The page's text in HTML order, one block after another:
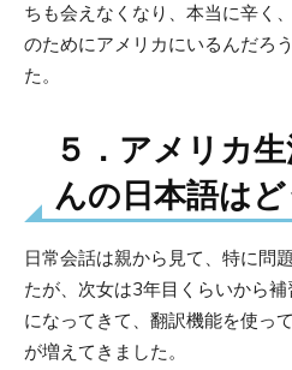
ちも会えなくなり、本当に辛く
のためにアメリカにいるんだろ
た。
５．アメリカ
んの日本語は
日常会話は親から見て、特に問
たが、次女は3年目くらいから
になってきて、翻訳機能を使っ
が増えてきました。